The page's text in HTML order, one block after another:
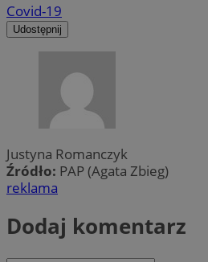
Covid-19
Udostępnij
Justyna Romanczyk
Źródło: PAP (Agata Zbieg)
reklama
Dodaj komentarz